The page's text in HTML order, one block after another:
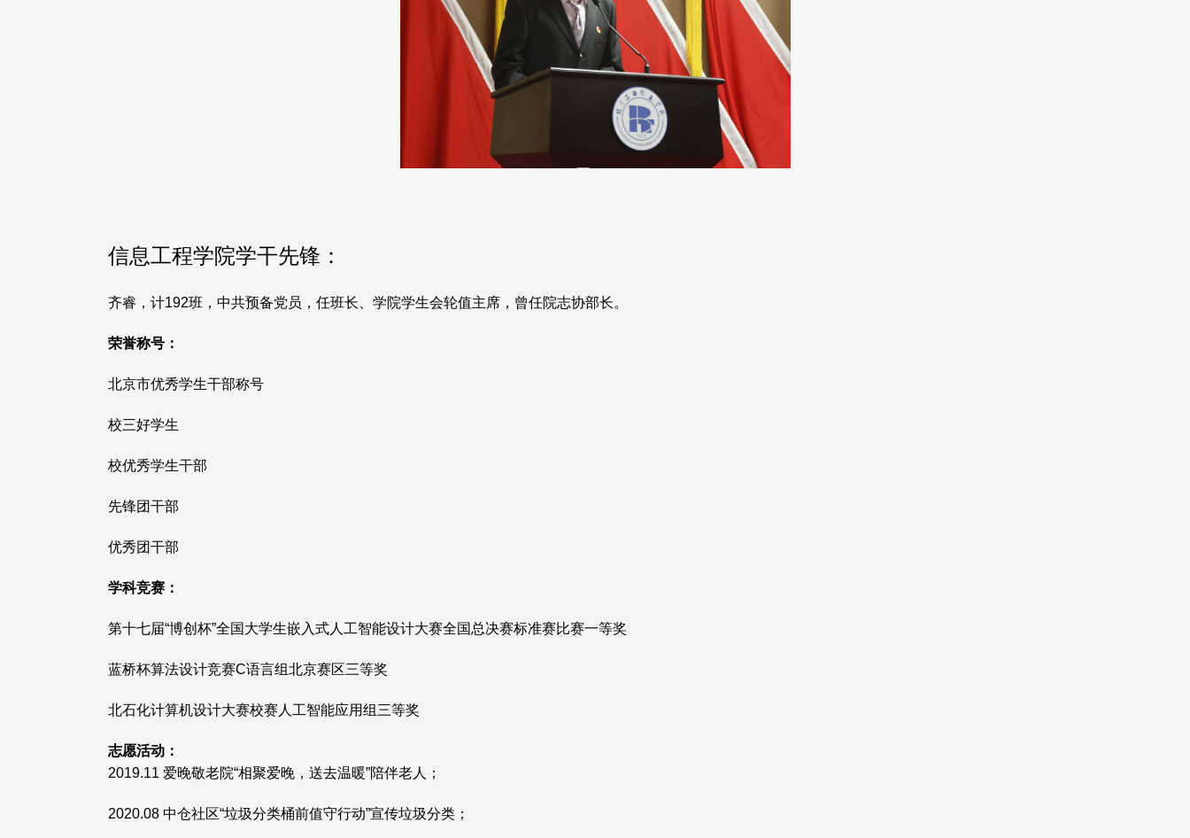
信息工程学院学干先锋：
齐睿，计192班，中共预备党员，任班长、学院学生会轮值主席，曾任院志协部长。
荣誉称号：
北京市优秀学生干部称号
校三好学生
校优秀学生干部
先锋团干部
优秀团干部
学科竞赛：
第十七届“博创杯”全国大学生嵌入式人工智能设计大赛全国总决赛标准赛比赛一等奖
蓝桥杯算法设计竞赛C语言组北京赛区三等奖
北石化计算机设计大赛校赛人工智能应用组三等奖
志愿活动：
2019.11 爱晚敬老院“相聚爱晚，送去温暖”陪伴老人；
2020.08 中仓社区“垃圾分类桶前值守行动”宣传垃圾分类；